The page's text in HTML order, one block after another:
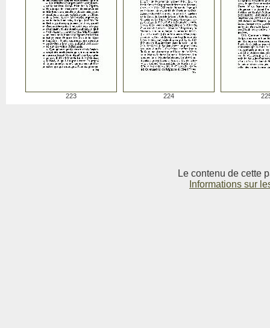
223 224
Le contenu de cette
Informations sur